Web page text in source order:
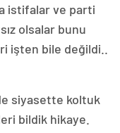
istifalar ve parti
olsalar bunu
işten bile değildi..
siyasette koltuk
bildik hikaye.